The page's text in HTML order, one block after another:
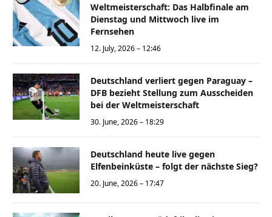
Weltmeisterschaft: Das Halbfinale am
Dienstag und Mittwoch live im
Fernsehen
12. July, 2026 – 12:46
Deutschland verliert gegen Paraguay –
DFB bezieht Stellung zum Ausscheiden
bei der Weltmeisterschaft
30. June, 2026 – 18:29
Deutschland heute live gegen
Elfenbeinküste – folgt der nächste Sieg?
20. June, 2026 – 17:47